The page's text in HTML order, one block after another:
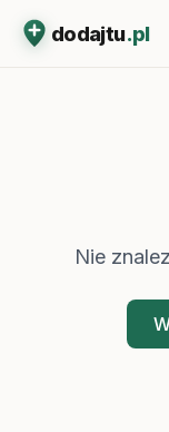
dodajtu.pl
Nie